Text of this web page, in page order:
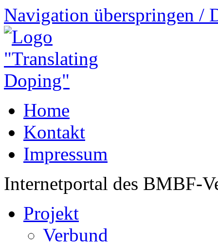
Navigation überspringen /
Home
Kontakt
Impressum
Internetportal des BMBF-
Projekt
Verbund